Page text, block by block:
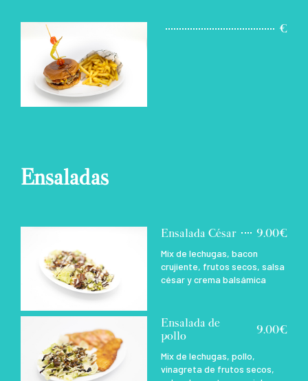
€
Ensaladas
Ensalada César 9.00€
Mix de lechugas, bacon
crujiente, frutos secos, salsa
césar y crema balsámica
Ensalada de
pollo
9.00€
Mix de lechugas, pollo,
vinagreta de frutos secos,